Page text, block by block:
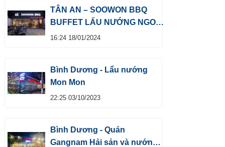
TÂN AN – SOOWON BBQ
BUFFET LẨU NƯỚNG NGON
SỐ 1
16:24 18/01/2024
Bình Dương - Lẩu nướng
Mon Mon
22:25 03/10/2023
Bình Dương - Quán
Gangnam Hải sản và nướng